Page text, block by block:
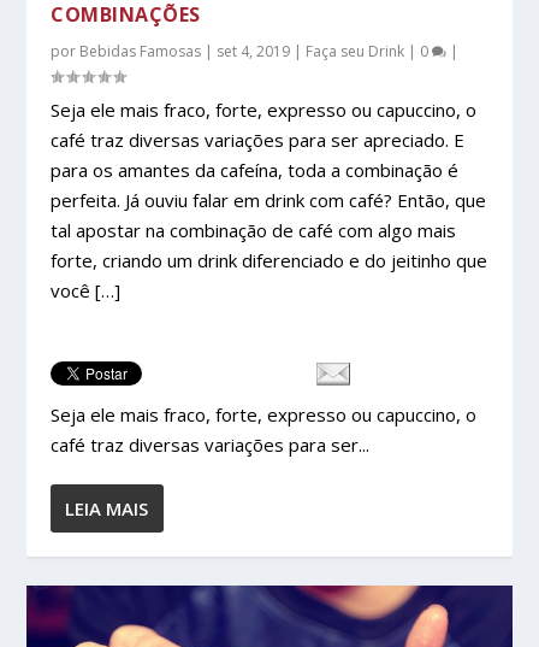
COMBINAÇÕES
por Bebidas Famosas | set 4, 2019 | Faça seu Drink | 0 |
Seja ele mais fraco, forte, expresso ou capuccino, o
café traz diversas variações para ser apreciado. E
para os amantes da cafeína, toda a combinação é
perfeita. Já ouviu falar em drink com café? Então, que
tal apostar na combinação de café com algo mais
forte, criando um drink diferenciado e do jeitinho que
você […]
Seja ele mais fraco, forte, expresso ou capuccino, o
café traz diversas variações para ser...
LEIA MAIS